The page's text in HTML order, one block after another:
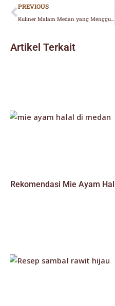
Prev
PREVIOUS
Kuliner Malam Medan yang Menggugah Selera untuk Berbuka
Artikel Terkait
Rekomendasi Mie Ayam